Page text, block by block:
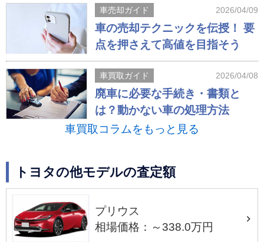
車売却ガイド 2026/04/09
車の売却テクニックを伝授！ 要
点を押さえて高値を目指そう
車買取ガイド 2026/04/08
廃車に必要な手続き・書類と
は？動かない車の処理方法
車買取コラムをもっと見る
トヨタの他モデルの査定額
プリウス
相場価格：～338.0万円